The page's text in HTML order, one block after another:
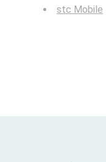
stc Mobile